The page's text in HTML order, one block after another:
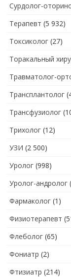
Сурдолог-
Терапевт (5 932)
Токсиколог (27)
Торакальный
Травматолог-
Трансплантолог
Трансфузиолог
Трихолог (12)
УЗИ (2 500)
Уролог (998)
Уролог-андролог
Фармаколог (1)
Физиотерапевт
Флеболог (65)
Фониатр (2)
Фтизиатр (214)